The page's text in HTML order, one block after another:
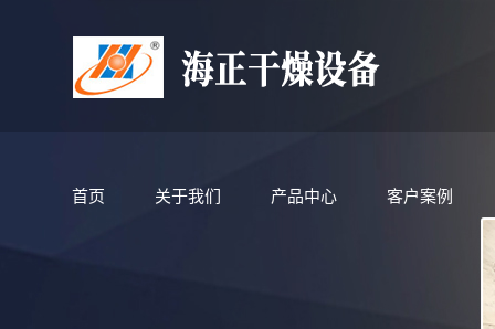
首页 关于我们 产品中心 客户案例